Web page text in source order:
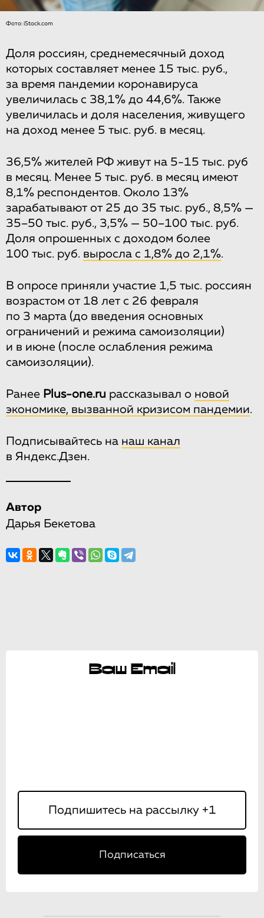
Фото: iStock.com
Доля россиян, среднемесячный доход
которых составляет менее 15 тыс. руб.,
за время пандемии коронавируса
увеличилась с 38,1% до 44,6%. Также
увеличилась и доля населения, живущего
на доход менее 5 тыс. руб. в месяц.
36,5% жителей РФ живут на 5-15 тыс. руб
в месяц. Менее 5 тыс. руб. в месяц имеют
8,1% респондентов. Около 13%
зарабатывают от 25 до 35 тыс. руб., 8,5% —
35–50 тыс. руб., 3,5% — 50–100 тыс. руб.
Доля опрошенных с доходом более
100 тыс. руб. выросла с 1,8% до 2,1%.
В опросе приняли участие 1,5 тыс. россиян
возрастом от 18 лет с 26 февраля
по 3 марта (до введения основных
ограничений и режима самоизоляции)
и в июне (после ослабления режима
самоизоляции).
Ранее Plus-one.ru рассказывал о новой
экономике, вызванной кризисом пандемии.
Подписывайтесь на наш канал
в Яндекс.Дзен.
Автор
Дарья Бекетова
Ваш Email
Подписаться